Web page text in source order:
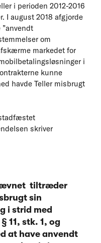
i perioden 2012-2016
I august 2018 afgjorde
”anvendt
om
markedet for
i
kunne
havde Teller misbrugt
skriver
tiltræder
sin
i strid med
11, stk. 1, og
at have anvendt